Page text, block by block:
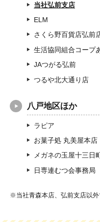
当社弘前支店
ELM
さくら野百貨店弘前
生活協同組合コープ
JAつがる弘前
つるや北大通り店
八戸地区ほか
ラピア
お菓子処 丸美屋本店
メガネの玉屋十三日
日専連むつ会事務局
当社青森本店、弘前支店以